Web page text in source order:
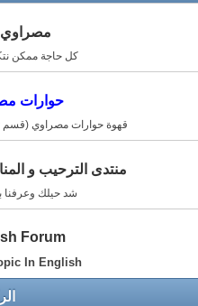
مصراوي
كل حاجة ممكن
حوارات
قهوة حوارات مصراوي (قسم
منتدى الترحيب و
شد حيلك وعرفنا
Forum
In English